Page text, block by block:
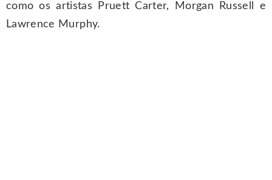
como os artistas Pruett Carter, Morgan Russell e
Lawrence Murphy.